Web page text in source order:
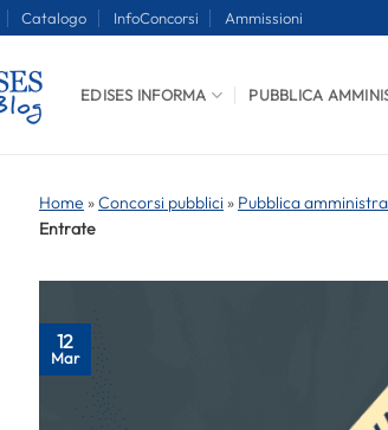
Catalogo InfoConcorsi Ammissioni
EDISES INFORMA PUBBLICA
Home »Concorsi pubblici » Pubblica
Entrate
12
Mar